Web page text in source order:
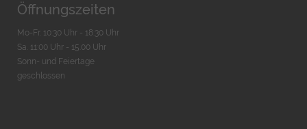
Öffnungszeiten
Mo-Fr. 10:30 Uhr - 18:30 Uhr
Sa. 11:00 Uhr - 15.00 Uhr
Sonn- und Feiertage
geschlossen